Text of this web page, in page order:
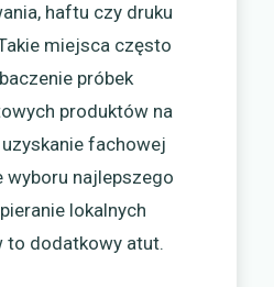
haftu czy druku
miejsca często
próbek
produktów na
fachowej
wyboru najlepszego
lokalnych
to dodatkowy atut.